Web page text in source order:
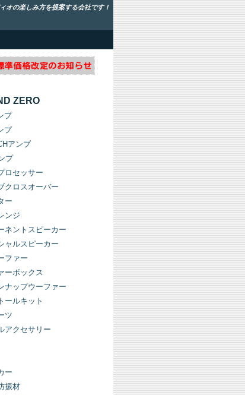
オの楽しみ方を提案する会社です！
ZERO
プ
プ
アンプ
プ
ロセッサー
クロスオーバー
ー
ンジ
ネントスピーカー
ャルスピーカー
ファー
ーボックス
ナップウーファー
ールキット
ツ
アクセサリー
ー
振材